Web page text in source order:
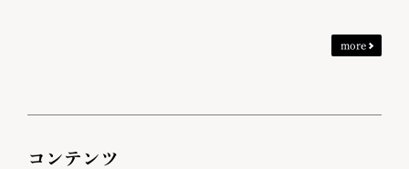
more
コンテンツ